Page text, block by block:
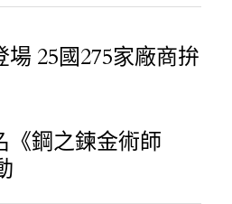
25國275家廠商拚
《鋼之鍊金術師